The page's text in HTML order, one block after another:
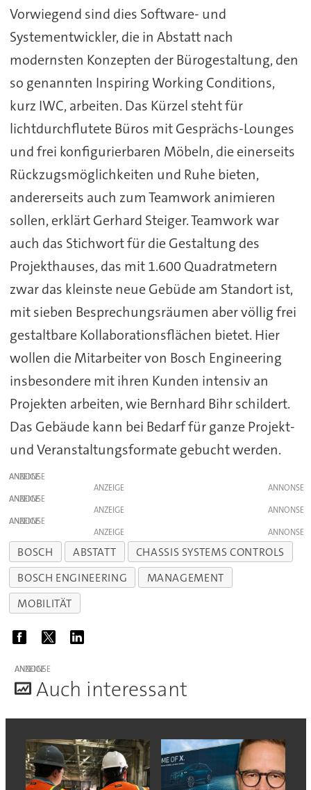
Vorwiegend sind dies Software- und
Systementwickler, die in Abstatt nach
modernsten Konzepten der Bürogestaltung, den
so genannten Inspiring Working Conditions,
kurz IWC, arbeiten. Das Kürzel steht für
lichtdurchflutete Büros mit Gesprächs-Lounges
und frei konfigurierbaren Möbeln, die einerseits
Rückzugsmöglichkeiten und Ruhe bieten,
andererseits auch zum Teamwork animieren
sollen, erklärt Gerhard Steiger. Teamwork war
auch das Stichwort für die Gestaltung des
Projekthauses, das mit 1.600 Quadratmetern
zwar das kleinste neue Gebüde am Standort ist,
mit sieben Besprechungsräumen aber völlig frei
gestaltbare Kollaborationsflächen bietet. Hier
wollen die Mitarbeiter von Bosch Engineering
insbesondere mit ihren Kunden intensiv an
Projekten arbeiten, wie Bernhard Bihr schildert.
Das Gebäude kann bei Bedarf für ganze Projekt-
und Veranstaltungsformate gebucht werden.
ANZEIGE
ANZEIGE
ANZEIGE
ANZEIGE
ANZEIGE
ANZEIGE
BOSCH ABSTATT
CHASSIS SYSTEMS CONTROLS
BOSCH ENGINEERING
MANAGEMENT
MOBILITÄT
ANZEIGE
Auch interessant